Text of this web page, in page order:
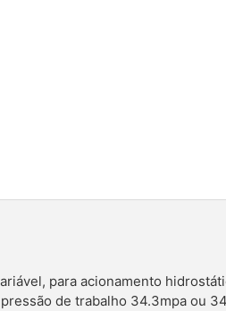
para acionamento
de trabalho 34.3mpa ou